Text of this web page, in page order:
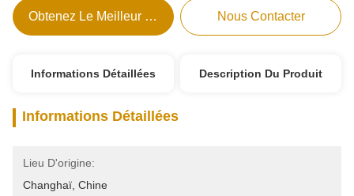
Obtenez Le Meilleur Prix Nous Contacter
Informations Détaillées Description Du Produit
Informations Détaillées
Lieu D'origine:
Changhaï, Chine